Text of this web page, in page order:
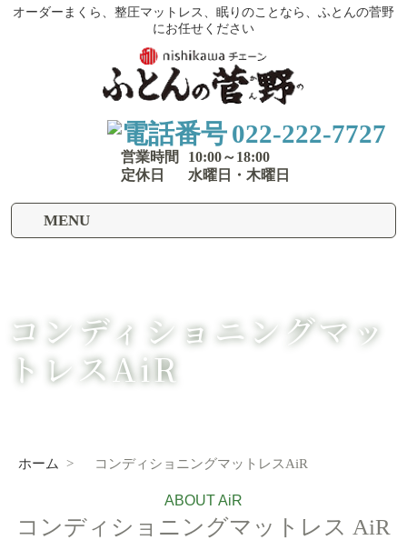
オーダーまくら、整圧マットレス、眠りのことなら、ふとんの菅野
にお任せください
022-222-7727
営業時間
10:00～18:00
定休日
水曜日・木曜日
MENU
コンディショニングマッ
トレスAiR
ホーム > コンディショニングマットレスAiR
ABOUT AiR
コンディショニングマットレス AiR